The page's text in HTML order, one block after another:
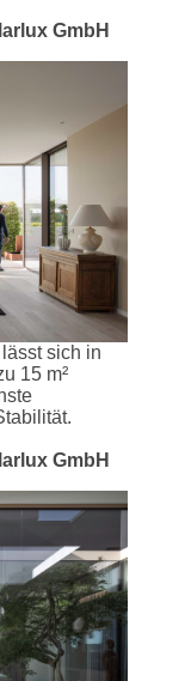
GmbH
sich in
15 m²
GmbH